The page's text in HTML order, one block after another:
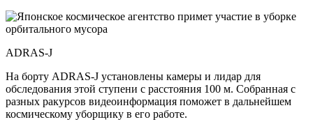
ADRAS-J
На борту ADRAS-J установлены камеры и лидар для
обследования этой ступени с расстояния 100 м. Собранная с
разных ракурсов видеоинформация поможет в дальнейшем
космическому уборщику в его работе.